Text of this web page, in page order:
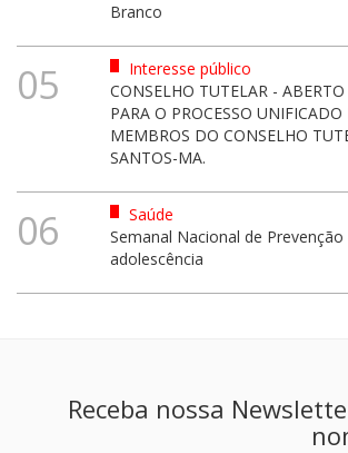
Branco
05
Interesse público
CONSELHO TUTELAR - ABERTO
PARA O PROCESSO
MEMBROS DO CONSELHO
SANTOS-MA.
06
Saúde
Semanal Nacional de
adolescência
Receba nossa